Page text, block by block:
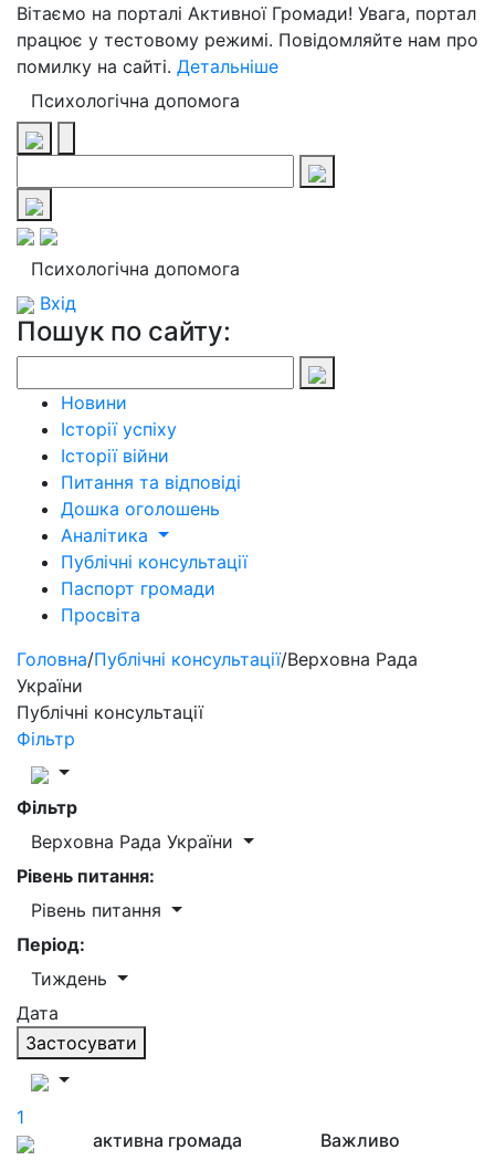
Вітаємо на порталі Активної Громади! Увага, портал
працює у тестовому режимі. Повідомляйте нам про
помилку на сайті. Детальніше
Психологічна допомога
Психологічна допомога
Вхід
Пошук по сайту:
Новини
Історії успіху
Історії війни
Питання та відповіді
Дошка оголошень
Аналітика
Публічні консультації
Паспорт громади
Просвіта
Головна/Публічні консультації/Верховна Рада
України
Публічні консультації
Фільтр
Фільтр
Верховна Рада України
Рівень питання:
Рівень питання
Період:
Тиждень
Дата
Застосувати
1
активна громада
Важливо